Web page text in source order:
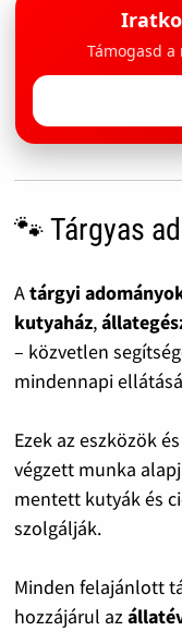
Támogasd
🐾 Tárgyas
Atárgyi
kutyaház,
– közvetlen
mindennapi
Ezek az eszközök
végzett munka
mentett kutyák és
szolgálják.
Minden felajánlott
hozzájárul az